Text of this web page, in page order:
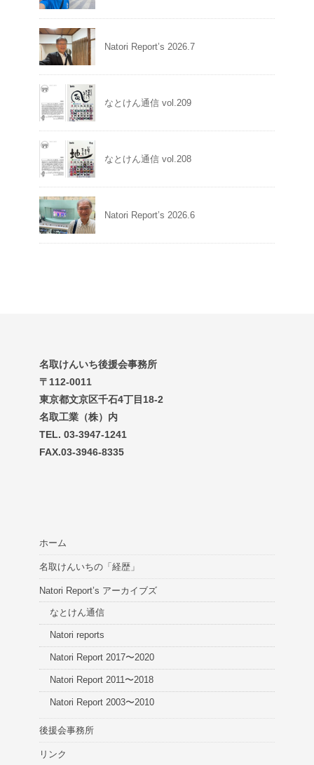
Natori Report’s 2026.7
なとけん通信 vol.209
なとけん通信 vol.208
Natori Report’s 2026.6
名取けんいち後援会事務所
〒112-0011
東京都文京区千石4丁目18-2
名取工業（株）内
TEL. 03-3947-1241
FAX.03-3946-8335
ホーム
名取けんいちの「経歴」
Natori Report’s アーカイブズ
なとけん通信
Natori reports
Natori Report 2017〜2020
Natori Report 2011〜2018
Natori Report 2003〜2010
後援会事務所
リンク